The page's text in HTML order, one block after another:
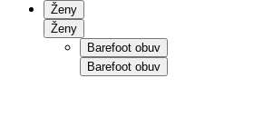
Ženy
Ženy
Barefoot obuv
Barefoot obuv